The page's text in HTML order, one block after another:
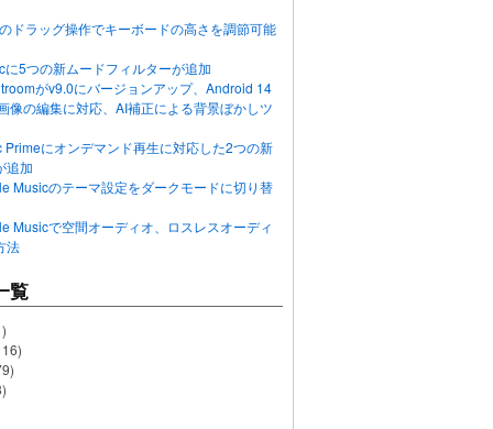
ドラッグ操作でキーボードの高さを調節可能
に5つの新ムードフィルターが追加
がv9.0にバージョンアップ、Android 14
像の編集に対応、AI補正による背景ぼかしツ
Primeにオンデマンド再生に対応した2つの新
追加
Musicのテーマ設定をダークモードに切り替
Musicで空間オーディオ、ロスレスオーディ
法
覧